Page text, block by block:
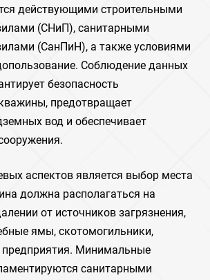
действующими строительными
(СНиП), санитарными
(СанПиН), а также условиями
Соблюдение данных
безопасность
предотвращает
вод и обеспечивает
аспектов является выбор места
должна располагаться на
от источников загрязнения,
ямы, скотомогильники,
Минимальные
санитарными